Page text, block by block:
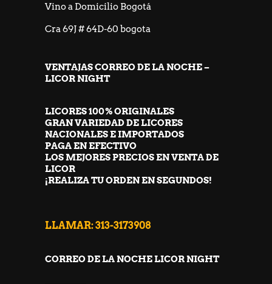
Vino a Domicilio Bogotá
Cra 69J # 64D-60 bogota
VENTAJAS CORREO DE LA NOCHE –
LICOR NIGHT
LICORES 100% ORIGINALES
GRAN VARIEDAD DE LICORES
NACIONALES E IMPORTADOS
PAGA EN EFECTIVO
LOS MEJORES PRECIOS EN VENTA DE
LICOR
¡REALIZA TU ORDEN EN SEGUNDOS!
LLAMAR: 313-3173908
CORREO DE LA NOCHE LICOR NIGHT